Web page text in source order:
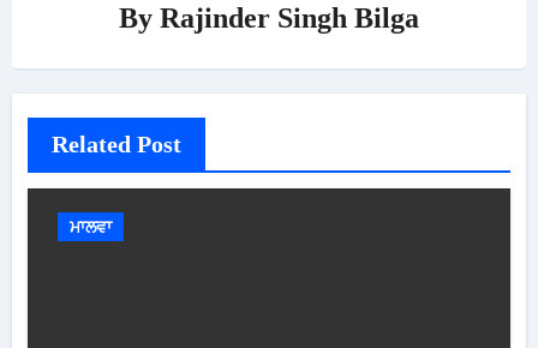
By Rajinder Singh Bilga
Related Post
ਮਾਲਵਾ